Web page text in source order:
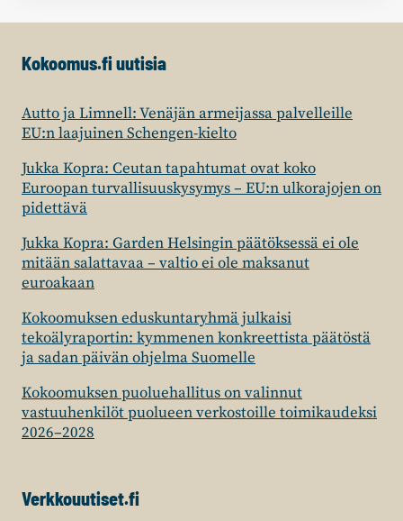
Kokoomus.fi uutisia
Autto ja Limnell: Venäjän armeijassa palvelleille
EU:n laajuinen Schengen-kielto
Jukka Kopra: Ceutan tapahtumat ovat koko
Euroopan turvallisuuskysymys – EU:n ulkorajojen on
pidettävä
Jukka Kopra: Garden Helsingin päätöksessä ei ole
mitään salattavaa – valtio ei ole maksanut
euroakaan
Kokoomuksen eduskuntaryhmä julkaisi
tekoälyraportin: kymmenen konkreettista päätöstä
ja sadan päivän ohjelma Suomelle
Kokoomuksen puoluehallitus on valinnut
vastuuhenkilöt puolueen verkostoille toimikaudeksi
2026–2028
Verkkouutiset.fi